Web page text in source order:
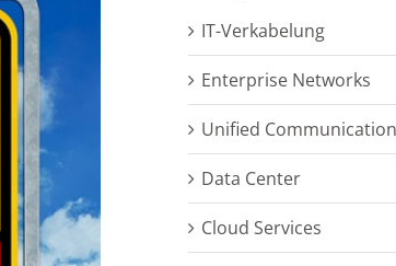
IT-Verkabelung
Enterprise Networks
Unified
Data Center
Cloud Services